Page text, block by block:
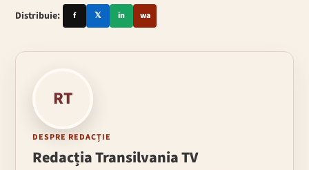
Distribuie:
f 𝕏 in wa
RT
DESPRE REDACȚIE
Redacția Transilvania TV